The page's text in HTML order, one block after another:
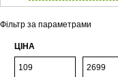
Фільтр за параметрами
ЦІНА